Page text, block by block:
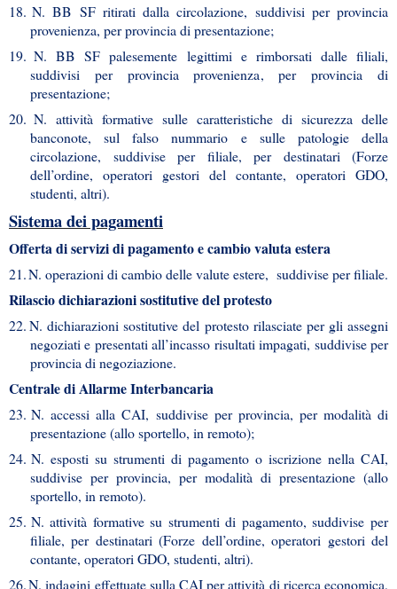
18. N. BB SF ritirati dalla circolazione, suddivisi per provincia
provenienza, per provincia di presentazione;
19. N. BB SF palesemente legittimi e rimborsati dalle filiali,
suddivisi per provincia provenienza, per provincia di
presentazione;
20. N. attività formative sulle caratteristiche di sicurezza delle
banconote, sul falso nummario e sulle patologie della
circolazione, suddivise per filiale, per destinatari (Forze
dell’ordine, operatori gestori del contante, operatori GDO,
studenti, altri).
Sistema dei pagamenti
Offerta di servizi di pagamento e cambio valuta estera
21.N. operazioni di cambio delle valute estere, suddivise per filiale.
Rilascio dichiarazioni sostitutive del protesto
22.N. dichiarazioni sostitutive del protesto rilasciate per gli assegni
negoziati e presentati all’incasso risultati impagati, suddivise per
provincia di negoziazione.
Centrale di Allarme Interbancaria
23. N. accessi alla CAI, suddivise per provincia, per modalità di
presentazione (allo sportello, in remoto);
24. N. esposti su strumenti di pagamento o iscrizione nella CAI,
suddivise per provincia, per modalità di presentazione (allo
sportello, in remoto).
25. N. attività formative su strumenti di pagamento, suddivise per
filiale, per destinatari (Forze dell’ordine, operatori gestori del
contante, operatori GDO, studenti, altri).
26.N. indagini effettuate sulla CAI per attività di ricerca economica,